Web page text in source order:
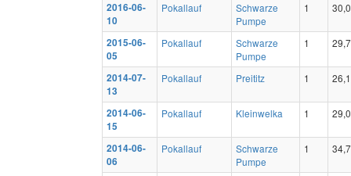
2016-06-
10
Pokallauf
Schwarze
Pumpe
1
2015-06-
05
Pokallauf
Schwarze
Pumpe
1
2014-07-
13
Pokallauf Preititz 1
2014-06-
15
Pokallauf Kleinwelka 1
2014-06-
06
Pokallauf
Schwarze
Pumpe
1